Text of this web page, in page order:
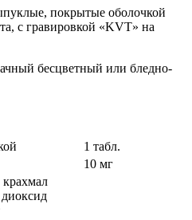
покрытые оболочкой
с гравировкой «KVT» на
бесцветный или бледно-
1 табл.
10 мг
крахмал